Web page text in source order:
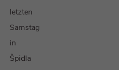
letzten
Samstag
in
Špidla